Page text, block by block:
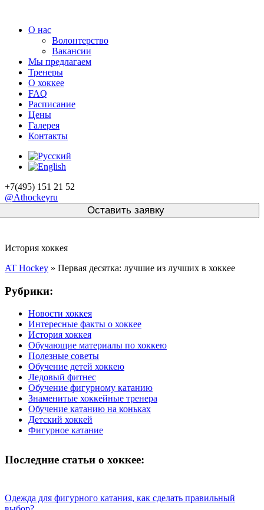
О нас
Волонтерство
Вакансии
Мы предлагаем
Тренеры
О хоккее
FAQ
Расписание
Цены
Галерея
Контакты
+7(495) 151 21 52
@Athockeyru
История хоккея
AT Hockey » Первая десятка: лучшие из лучших в хоккее
Рубрики:
Новости хоккея
Интересные факты о хоккее
История хоккея
Обучающие материалы по хоккею
Полезные советы
Обучение детей хоккею
Ледовый фитнес
Обучение фигурному катанию
Знаменитые хоккейные тренера
Обучение катанию на коньках
Детский хоккей
Фигурное катание
Последние статьи о хоккее:
Одежда для фигурного катания, как сделать правильный